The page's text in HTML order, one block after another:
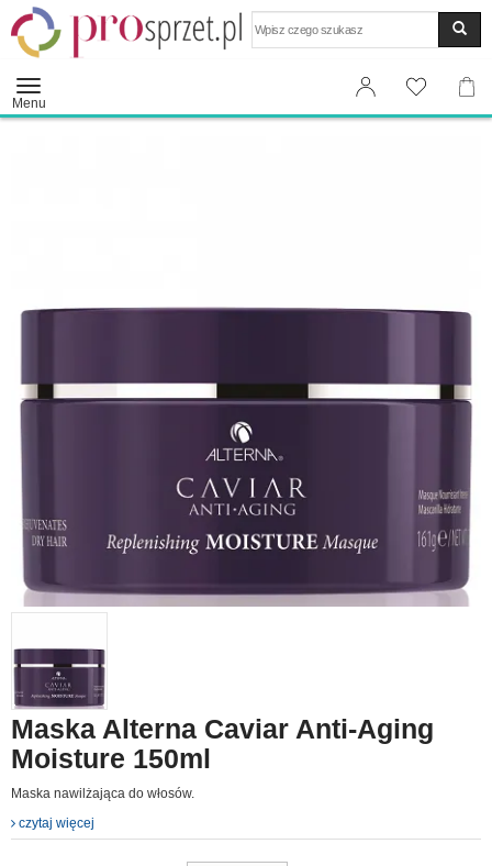
Menu
Maska Alterna Caviar Anti-Aging
Moisture 150ml
Maska nawilżająca do włosów.
czytaj więcej